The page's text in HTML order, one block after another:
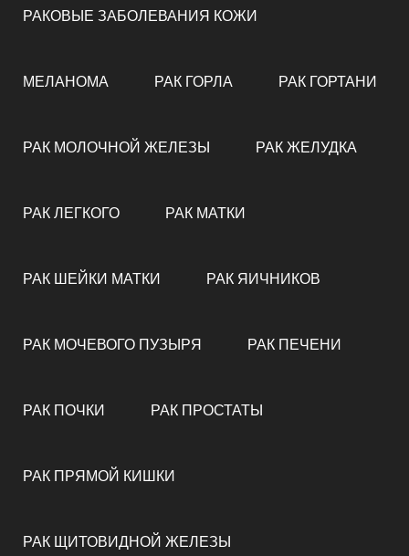
РАКОВЫЕ ЗАБОЛЕВАНИЯ КОЖИ
МЕЛАНОМА РАК ГОРЛА РАК ГОРТАНИ
РАК МОЛОЧНОЙ ЖЕЛЕЗЫ РАК ЖЕЛУДКА
РАК ЛЕГКОГО РАК МАТКИ
РАК ШЕЙКИ МАТКИ РАК ЯИЧНИКОВ
РАК МОЧЕВОГО ПУЗЫРЯ РАК ПЕЧЕНИ
РАК ПОЧКИ РАК ПРОСТАТЫ
РАК ПРЯМОЙ КИШКИ
РАК ЩИТОВИДНОЙ ЖЕЛЕЗЫ